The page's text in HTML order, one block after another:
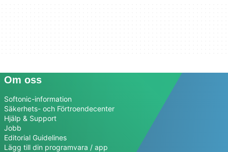
Om oss
Softonic-information
Säkerhets- och Förtroendecenter
Hjälp & Support
Jobb
Editorial Guidelines
Lägg till din programvara / app